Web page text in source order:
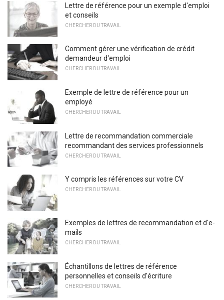
Lettre de référence pour un exemple d'emploi
et conseils
CHERCHER DU TRAVAIL
Comment gérer une vérification de crédit
demandeur d'emploi
CHERCHER DU TRAVAIL
Exemple de lettre de référence pour un
employé
CHERCHER DU TRAVAIL
Lettre de recommandation commerciale
recommandant des services professionnels
CHERCHER DU TRAVAIL
Y compris les références sur votre CV
CHERCHER DU TRAVAIL
Exemples de lettres de recommandation et d'e-
mails
CHERCHER DU TRAVAIL
Échantillons de lettres de référence
personnelles et conseils d'écriture
CHERCHER DU TRAVAIL